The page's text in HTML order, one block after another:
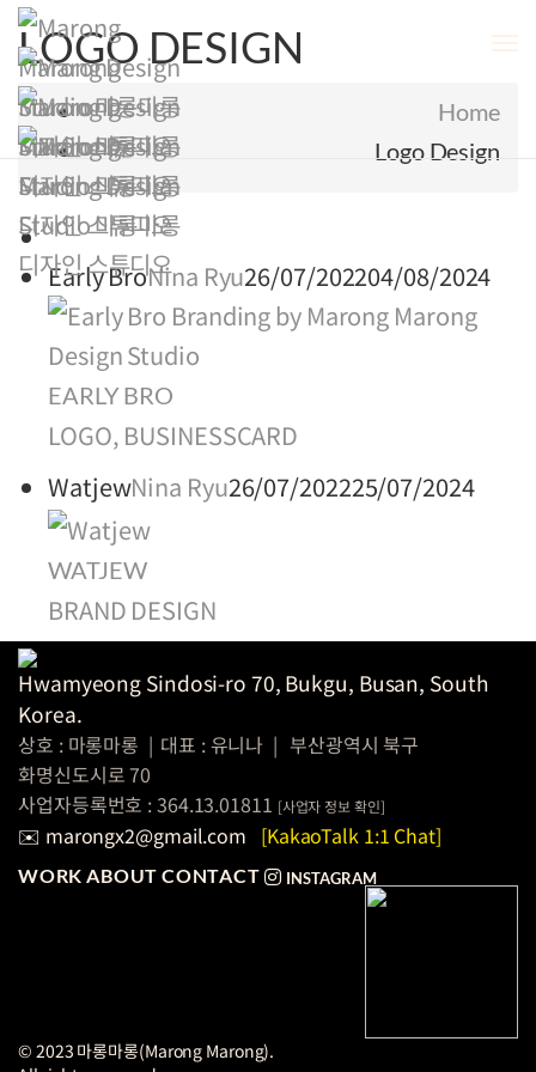
LOGO DESIGN
Home
Logo Design
Early BroNina Ryu26/07/202204/08/2024
EARLY BRO
LOGO, BUSINESSCARD
WatjewNina Ryu26/07/202225/07/2024
WATJEW
BRAND DESIGN
Hwamyeong Sindosi-ro 70, Bukgu, Busan, South
Korea.
상호 : 마롱마롱 | 대표 : 유니나 | 부산광역시 북구
화명신도시로 70
사업자등록번호 : 364.13.01811 [사업자 정보 확인]
✉️ marongx2@gmail.com [KakaoTalk 1:1 Chat]
WORK ABOUT CONTACT INSTAGRAM
© 2023 마롱마롱(Marong Marong).